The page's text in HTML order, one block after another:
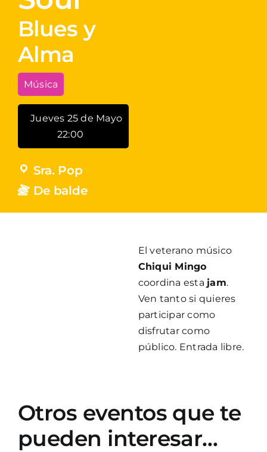
Blues y
Alma
Música
Jueves 25 de Mayo
22:00
Sra. Pop
De balde
El veterano músico
Chiqui Mingo
coordina esta jam.
Ven tanto si quieres
participar como
disfrutar como
público. Entrada libre.
Otros eventos que te
pueden interesar…